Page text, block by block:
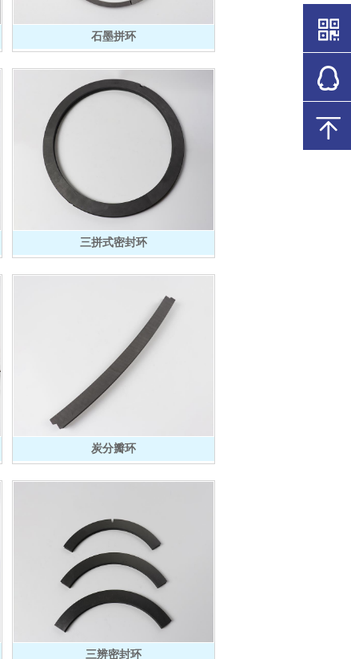
石墨拼环
三拼式密封环
炭分瓣环
三辨密封环